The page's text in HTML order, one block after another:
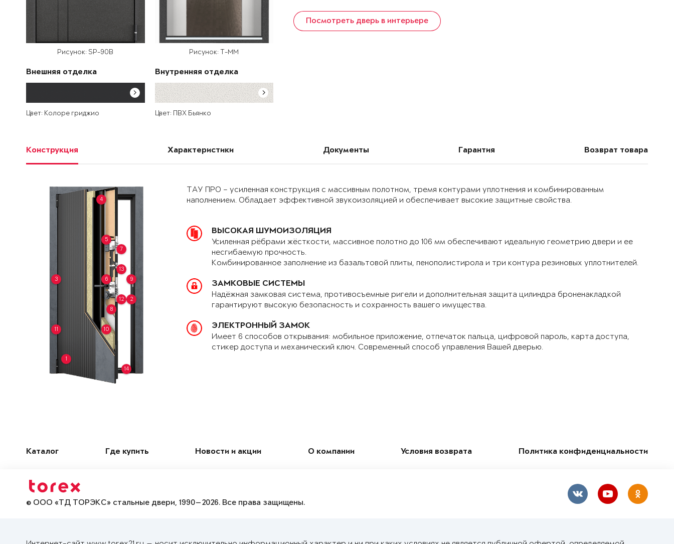
Рисунок: SP-90B
Внешняя отделка
Цвет: Колоре гриджио
Рисунок: T-MM
Внутренняя отделка
Цвет: ПВХ Бьянко
Посмотреть дверь в интерьере
Конструкция Характеристики Документы Гарантия Возврат товара
1
2
3
4
5
6
7
8
9
10
11
12
13
14
ТАУ ПРО – усиленная конструкция с массивным полотном, тремя контурами уплотнения и комбинированным
наполнением. Обладает эффективной звукоизоляцией и обеспечивает высокие защитные свойства.
ВЫСОКАЯ ШУМОИЗОЛЯЦИЯ
Усиленная рёбрами жёсткости, массивное полотно до 106 мм обеспечивают идеальную геометрию двери и ее
несгибаемую прочность.
Комбинированное заполнение из базальтовой плиты, пенополистирола и три контура резиновых уплотнителей.
ЗАМКОВЫЕ СИСТЕМЫ
Надёжная замковая система, противосъемные ригели и дополнительная защита цилиндра броненакладкой
гарантируют высокую безопасность и сохранность вашего имущества.
ЭЛЕКТРОННЫЙ ЗАМОК
Имеет 6 способов открывания: мобильное приложение, отпечаток пальца, цифровой пароль, карта доступа,
стикер доступа и механический ключ. Современный способ управления Вашей дверью.
Каталог Где купить Новости и акции О компании Условия возврата Политика конфиденциальности
© ООО «ТД ТОРЭКС» стальные двери, 1990—2026. Все права защищены.